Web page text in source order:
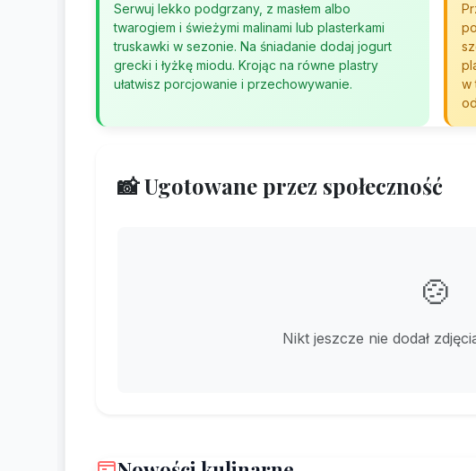
Serwuj lekko podgrzany, z masłem albo
twarogiem i świeżymi malinami lub plasterkami
truskawki w sezonie. Na śniadanie dodaj jogurt
grecki i łyżkę miodu. Krojąc na równe plastry
ułatwisz porcjowanie i przechowywanie.
w
📸 Ugotowane przez społeczność
🍲
Nikt jeszcze nie dodał